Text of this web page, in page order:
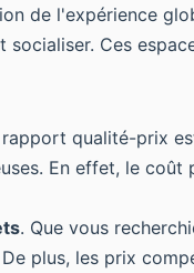
de l'expérience
Ces
qualité-prix
En effet, le
. Que vous
plus, les prix